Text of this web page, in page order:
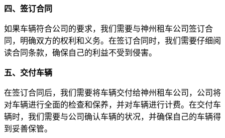
四、签订合同
如果车辆符合公司的要求，我们需要与神州租车公司签订合
同，明确双方的权利和义务。在签订合同时，我们需要仔细阅
读合同条款，确保自己的利益不受到侵害。
五、交付车辆
在签订合同后，我们需要将车辆交付给神州租车公司，公司将
对车辆进行全面的检查和保养，并对车辆进行计费。在交付车
辆时，我们需要与公司确认车辆的状况，并确保自己的车辆得
到妥善保管。